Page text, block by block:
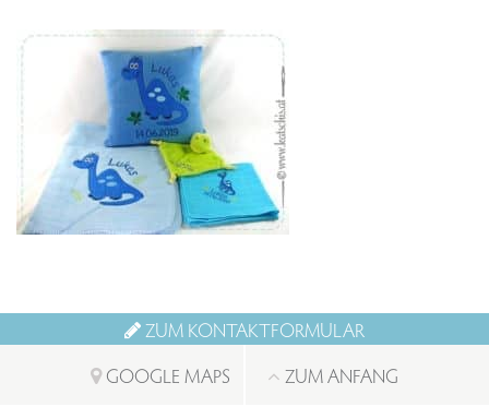
ZUM KONTAKTFORMULAR
GOOGLE MAPS
ZUM ANFANG